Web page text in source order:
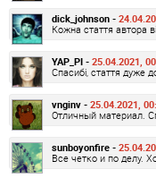
dick_johnson -
Кожна стаття автора
YAP_PI - 25.04.2021,
Спасибі, стаття дуже
vnginv - 25.04.2021,
Отличный материал.
sunboyonfire -
Все четко и по делу.